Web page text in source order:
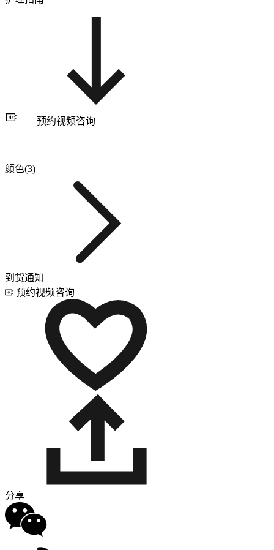
预约视频咨询
颜色(3)
到货通知
预约视频咨询
分享